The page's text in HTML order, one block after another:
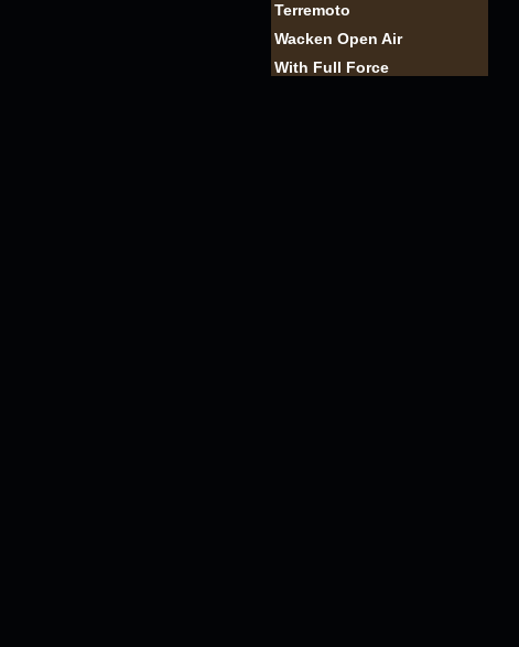
Terremoto
Wacken Open Air
With Full Force